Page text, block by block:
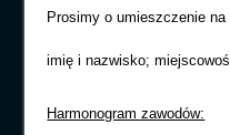
Prosimy o umieszczenie na
imię i nazwisko;
Harmonogram zawodów: